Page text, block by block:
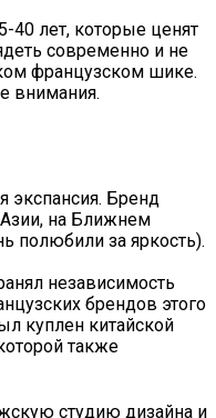
40 лет, которые ценят
современно и не
французском шике.
внимания.
экспансия. Бренд
Азии, на Ближнем
полюбили за яркость).
независимость
брендов этого
куплен китайской
также
студию дизайна и